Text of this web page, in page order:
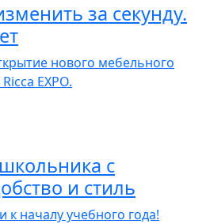
за секунду.
нового мебельного
EXPO.
с
и стиль
к началу учебного года!